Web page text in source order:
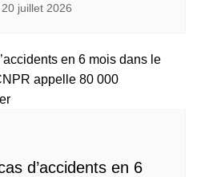
20 juillet 2026
d’accidents en 6